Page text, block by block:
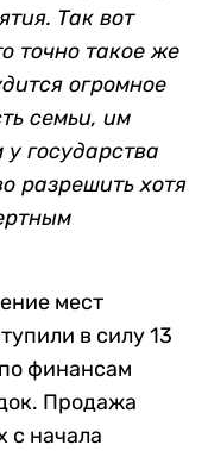
Так вот
точно такое же
огромное
семьи, им
государства
разрешить хотя
мест
в силу 13
финансам
Продажа
с начала